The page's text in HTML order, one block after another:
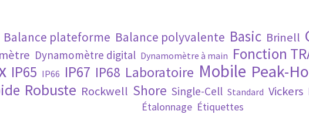
Balance plateforme Balance polyvalente Basic Brinell
Dynamomètre digital Dynamomètre à main Fonction
IP65 IP66 IP67 IP68 Laboratoire Mobile Peak-
Robuste Rockwell Shore Single-Cell Standard Vickers
Étalonnage Étiquettes